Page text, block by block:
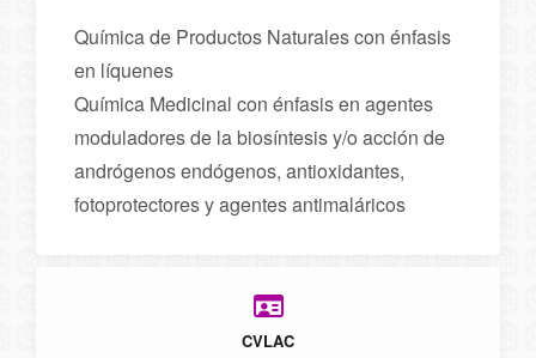
Química de Productos Naturales con énfasis
en líquenes
Química Medicinal con énfasis en agentes
moduladores de la biosíntesis y/o acción de
andrógenos endógenos, antioxidantes,
fotoprotectores y agentes antimaláricos
CVLAC